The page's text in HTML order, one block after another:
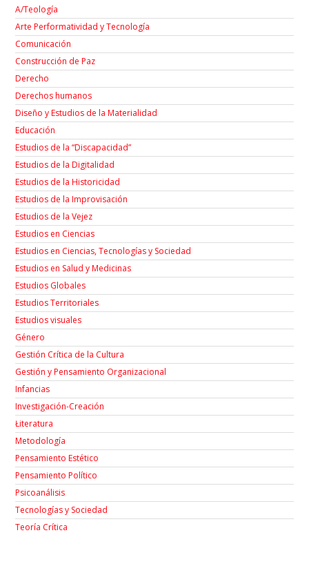
A/Teología
Arte Performatividad y Tecnología
Comunicación
Construcción de Paz
Derecho
Derechos humanos
Diseño y Estudios de la Materialidad
Educación
Estudios de la “Discapacidad”
Estudios de la Digitalidad
Estudios de la Historicidad
Estudios de la Improvisación
Estudios de la Vejez
Estudios en Ciencias
Estudios en Ciencias, Tecnologías y Sociedad
Estudios en Salud y Medicinas
Estudios Globales
Estudios Territoriales
Estudios visuales
Género
Gestión Crítica de la Cultura
Gestión y Pensamiento Organizacional
Infancias
Investigación-Creación
Łiteratura
Metodología
Pensamiento Estético
Pensamiento Político
Psicoanálisis
Tecnologías y Sociedad
Teoría Crítica